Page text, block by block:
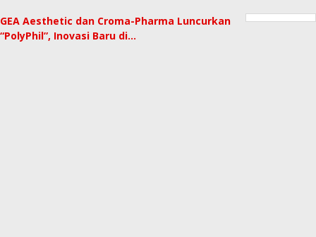
GEA Aesthetic dan Croma-Pharma Luncurkan
“PolyPhil”, Inovasi Baru di…